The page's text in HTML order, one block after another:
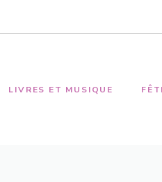
LIVRES ET MUSIQUE